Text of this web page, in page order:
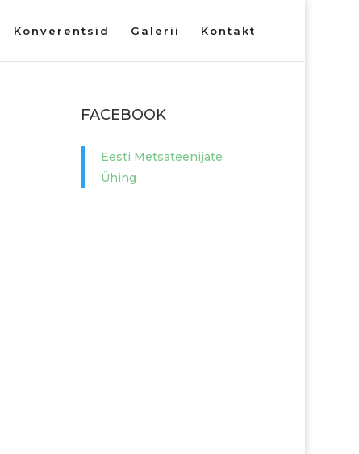
Konverentsid Galerii Kontakt
FACEBOOK
Eesti Metsateenijate
Ühing